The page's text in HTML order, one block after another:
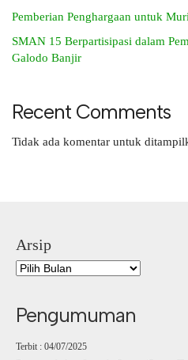
Pemberian Penghargaan untuk
SMAN 15 Berpartisipasi dalam
Galodo Banjir
Recent Comments
Tidak ada komentar untuk
Arsip
Pengumuman
Terbit : 04/07/2025